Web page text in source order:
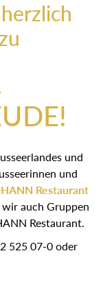
und
und
JOHANN
bewirten wir
in unserem
525 07-0 oder